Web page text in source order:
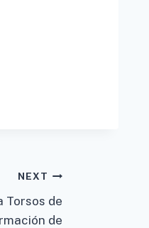
NEXT
Torsos de
de